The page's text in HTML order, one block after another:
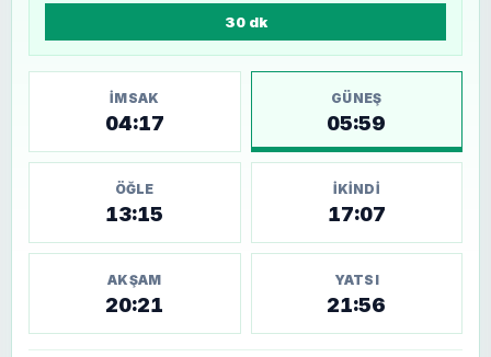
30 dk
İMSAK
04:17
GÜNEŞ
05:59
ÖĞLE
13:15
İKINDI
17:07
AKŞAM
20:21
YATSI
21:56